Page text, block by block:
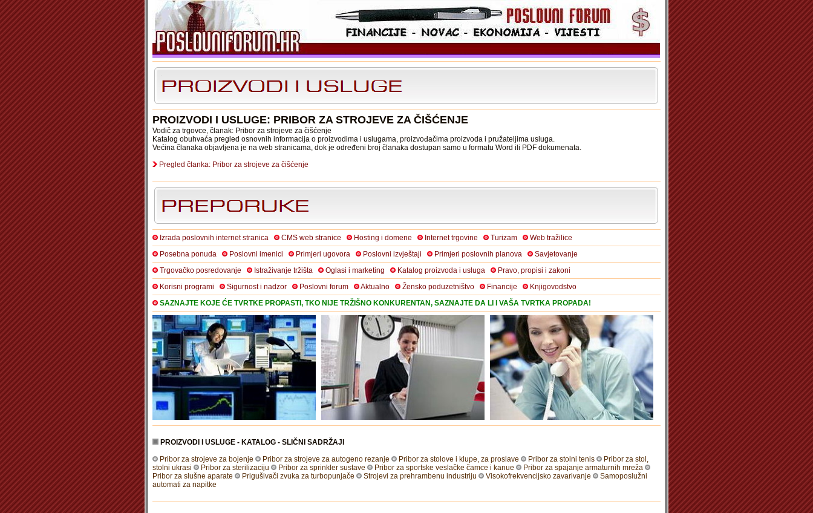
PROIZVODI I USLUGE: PRIBOR ZA STROJEVE ZA ČIŠĆENJE
Vodič za trgovce, članak: Pribor za strojeve za čišćenje
Katalog obuhvaća pregled osnovnih informacija o proizvodima i uslugama, proizvođačima proizvoda i pružateljima usluga.
Većina članaka objavljena je na web stranicama, dok je određeni broj članaka dostupan samo u formatu Word ili PDF dokumenata.
Pregled članka: Pribor za strojeve za čišćenje
Izrada poslovnih internet stranica CMS web stranice Hosting i domene Internet trgovine Turizam
Web tražilice
Posebna ponuda
Poslovni imenici Primjeri ugovora Poslovni izvještaji Primjeri poslovnih planova
Savjetovanje
Trgovačko posredovanje
Istraživanje tržišta Oglasi i marketing Katalog proizvoda i usluga
Pravo, propisi i zakoni
Korisni programi
Sigurnost i nadzor Poslovni forum Aktualno Žensko poduzetništvo Financije
Knjigovodstvo
SAZNAJTE KOJE ĆE TVRTKE PROPASTI, TKO NIJE TRŽIŠNO KONKURENTAN, SAZNAJTE DA LI I VAŠA TVRTKA PROPADA!
PROIZVODI I USLUGE - KATALOG - SLIČNI SADRŽAJI
Pribor za strojeve za bojenje
Pribor za strojeve za autogeno rezanje Pribor za stolove i klupe, za proslave Pribor za stolni tenis
Pribor za stol,
stolni ukrasi
Pribor za sterilizaciju Pribor za sprinkler sustave Pribor za sportske veslačke čamce i kanue
Pribor za spajanje armaturnih mreža
Pribor za slušne aparate
Prigušivači zvuka za turbopunjače Strojevi za prehrambenu industriju Visokofrekvencijsko zavarivanje
Samoposlužni
automati za napitke